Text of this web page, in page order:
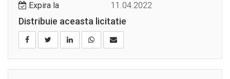
Expira la
11.04.2022
Distribuie aceasta licitatie